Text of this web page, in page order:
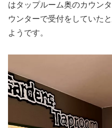
はタップルーム奥のカウン
ウンターで受付をしていた
ようです。